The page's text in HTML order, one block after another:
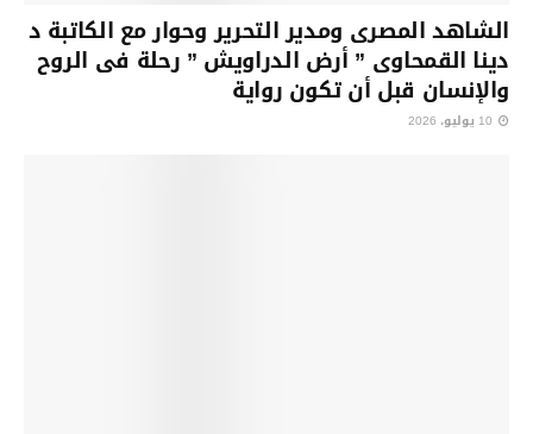
الشاهد المصرى ومدير التحرير وحوار مع الكاتبة د
دينا القمحاوى ” أرض الدراويش ” رحلة فى الروح
والإنسان قبل أن تكون رواية